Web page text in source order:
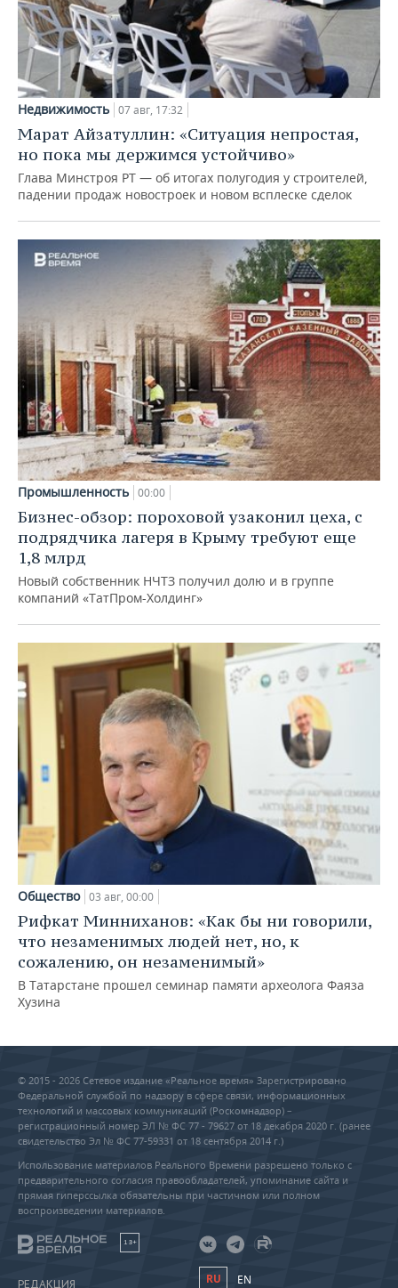
Недвижимость 07 авг, 17:32
Марат Айзатуллин: «Ситуация непростая,
но пока мы держимся устойчиво»
Глава Минстроя РТ — об итогах полугодия у строителей,
падении продаж новостроек и новом всплеске сделок
Промышленность 00:00
Бизнес-обзор: пороховой узаконил цеха, с
подрядчика лагеря в Крыму требуют еще
1,8 млрд
Новый собственник НЧТЗ получил долю и в группе
компаний «ТатПром-Холдинг»
Общество 03 авг, 00:00
Рифкат Минниханов: «Как бы ни говорили,
что незаменимых людей нет, но, к
сожалению, он незаменимый»
В Татарстане прошел семинар памяти археолога Фаяза
Хузина
© 2015 - 2026 Сетевое издание «Реальное время» Зарегистрировано
Федеральной службой по надзору в сфере связи, информационных
технологий и массовых коммуникаций (Роскомнадзор) –
регистрационный номер ЭЛ № ФС 77 - 79627 от 18 декабря 2020 г. (ранее
свидетельство Эл № ФС 77-59331 от 18 сентября 2014 г.)
Использование материалов Реального Времени разрешено только с
предварительного согласия правообладателей, упоминание сайта и
прямая гиперссылка обязательны при частичном или полном
воспроизведении материалов.
18+
РЕДАКЦИЯ RU EN